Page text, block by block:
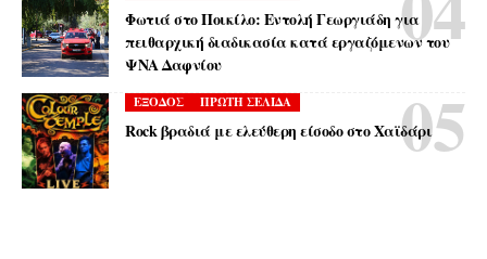
Φωτιά στο Ποικίλο: Εντολή Γεωργιάδη για
πειθαρχική διαδικασία κατά εργαζόμενων του
ΨΝΑ Δαφνίου
ΕΞΟΔΟΣ ΠΡΩΤΗ ΣΕΛΙΔΑ
Rock βραδιά με ελεύθερη είσοδο στο Χαϊδάρι